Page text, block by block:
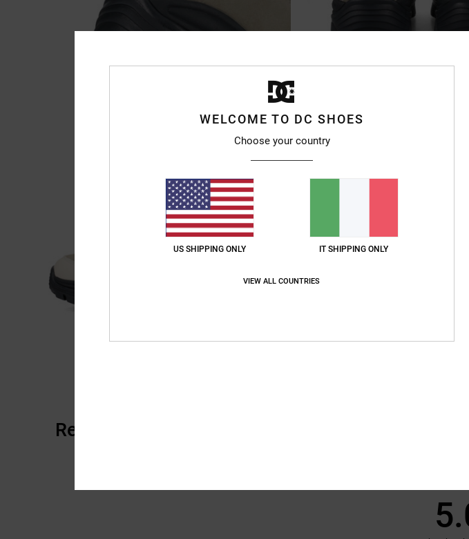
Recensioni dei clienti
WELCOME TO DC SHOES
Choose your country
US SHIPPING ONLY IT SHIPPING ONLY
VIEW ALL COUNTRIES